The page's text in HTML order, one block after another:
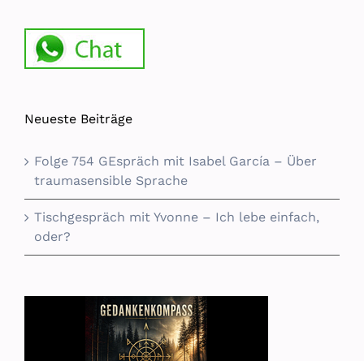
Neueste Beiträge
Folge 754 GEspräch mit Isabel García – Über
traumasensible Sprache
Tischgespräch mit Yvonne – Ich lebe einfach,
oder?